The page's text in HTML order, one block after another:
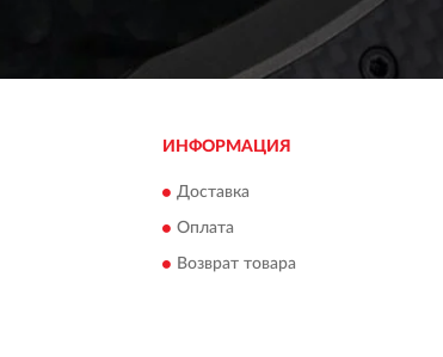
ИНФОРМАЦИЯ
Доставка
Оплата
Возврат товара